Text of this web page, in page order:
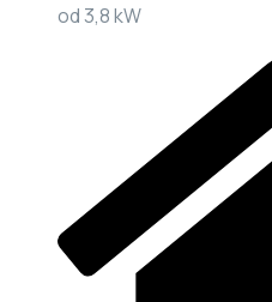
od 3,8 kW